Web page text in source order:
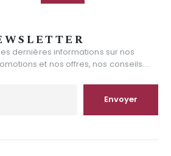
dernières informations sur nos
et nos offres, nos conseils....